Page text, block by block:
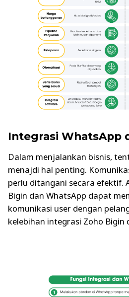
Integrasi WhatsApp
Dalam menjalankan bisnis,
menajdi hal penting.
perlu ditangani secara efektif.
Bigin dan WhatsApp dapat
komunikasi user dengan
kelebihan integrasi Zoho Bigin